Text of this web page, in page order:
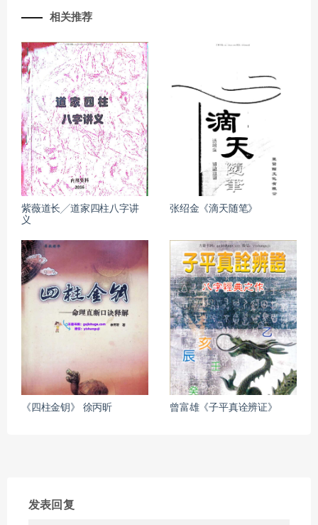
相关推荐
紫薇道长╱道家四柱八字讲
义
张绍金《滴天随笔》
《四柱金钥》 徐丙昕 曾富雄《子平真诠辨证》
发表回复